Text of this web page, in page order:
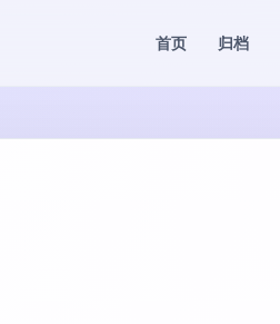
首页 归档